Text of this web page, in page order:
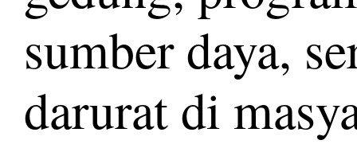
sumber daya,
darurat di